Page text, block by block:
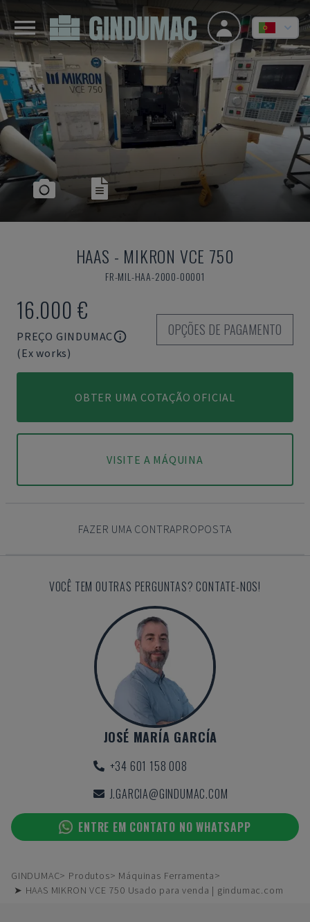
HAAS - MIKRON VCE 750
FR-MIL-HAA-2000-00001
16.000 €
PREÇO GINDUMAC
(Ex works)
OPÇÕES DE PAGAMENTO
OBTER UMA COTAÇÃO OFICIAL
VISITE A MÁQUINA
FAZER UMA CONTRAPROPOSTA
VOCÊ TEM OUTRAS PERGUNTAS? CONTATE-NOS!
JOSÉ MARÍA GARCÍA
+34 601 158 008
J.GARCIA@GINDUMAC.COM
ENTRE EM CONTATO NO WHATSAPP
GINDUMAC Produtos
Máquinas Ferramenta
➤ HAAS MIKRON VCE 750 Usado para venda | gindumac.com